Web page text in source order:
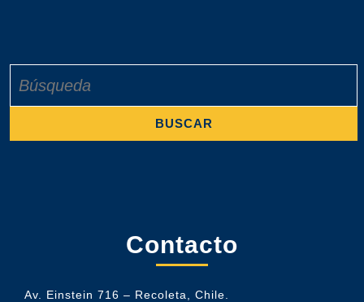
Contacto
Av. Einstein 716 – Recoleta, Chile.